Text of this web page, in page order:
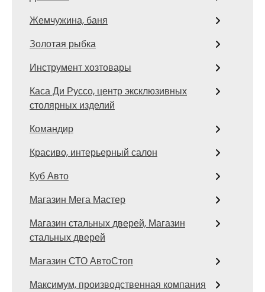
Жемчужина, баня
Золотая рыбка
Инструмент хозтовары
Каса Ди Руссо, центр эксклюзивных
столярных изделий
Командир
Красиво, интерьерный салон
Куб Авто
Магазин Мега Мастер
Магазин стальных дверей, Магазин
стальных дверей
Магазин СТО АвтоСтоп
Максимум, производственная компания